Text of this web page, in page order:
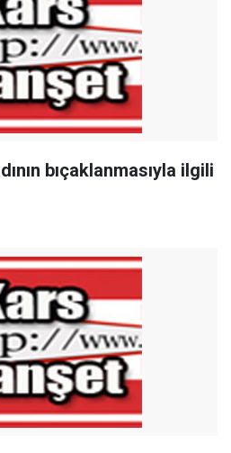
bıçaklanmasıyla ilgili